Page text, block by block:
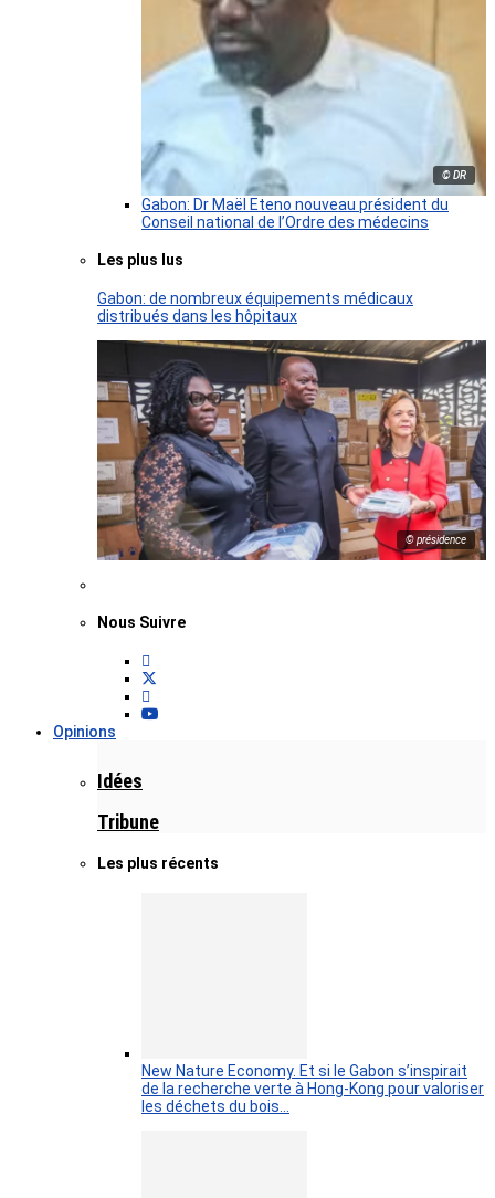
© DR
Gabon: Dr Maël Eteno nouveau président du
Conseil national de l’Ordre des médecins
Les plus lus
Gabon: de nombreux équipements médicaux
distribués dans les hôpitaux
© présidence
Nous Suivre
Opinions
Idées
Tribune
Les plus récents
New Nature Economy. Et si le Gabon s’inspirait
de la recherche verte à Hong-Kong pour valoriser
les déchets du bois…